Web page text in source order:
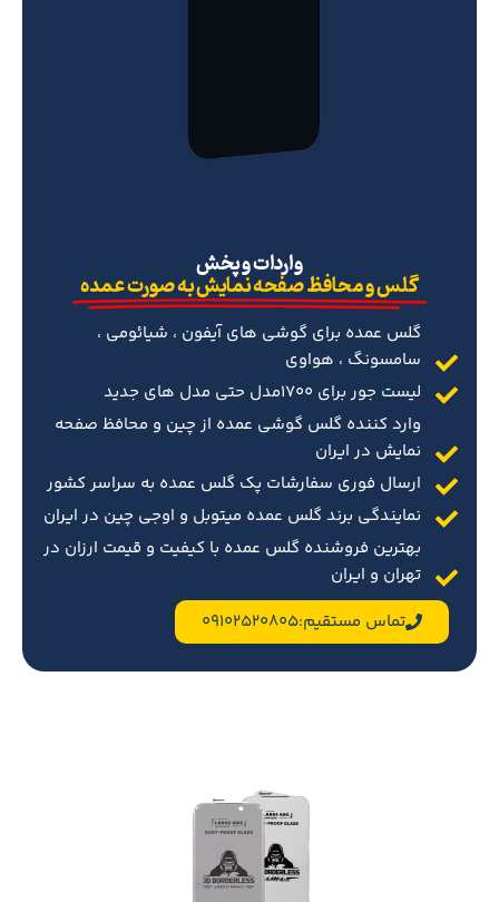
‌واردات و پخش
گلس و محافظ صفحه نمایش به صورت عمده
گلس عمده برای گوشی های آیفون ، شیائومی ،
سامسونگ ، هواوی
لیست جور برای 1700مدل حتی مدل های جدید
وارد کننده گلس گوشی عمده از چین و محافظ صفحه
نمایش در ایران
ارسال فوری سفارشات پک گلس عمده به سراسر کشور
نمایندگی برند گلس عمده میتوبل و اوجی چین در ایران
بهترین فروشنده گلس عمده با کیفیت و قیمت ارزان در
تهران و ایران
تماس مستقیم:09102520805